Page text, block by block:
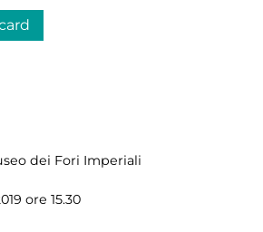
dei Fori Imperiali
ore 15.30